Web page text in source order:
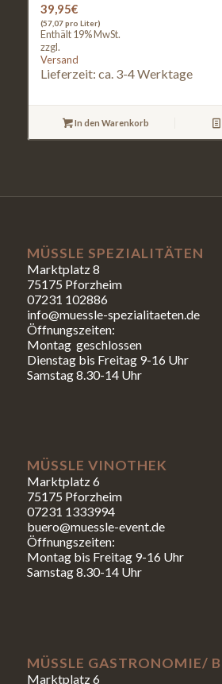
39,95€
(57,07 pro Liter)
Enthält 19% MwSt.
zzgl.
Versand
Lieferzeit: ca. 3-4 Werktage
In den Warenkorb
MÜSSLE SPEZIALITÄTEN
Marktplatz 8
75175 Pforzheim
07231 102886
info@muessle-spezialitaeten.de
Öffnungszeiten:
Montag geschlossen
Dienstag bis Freitag 9-16 Uhr
Samstag 8.30-14 Uhr
MÜSSLE VINOTHEK
Marktplatz 6
75175 Pforzheim
07231 1333994
buero@muessle-event.de
Öffnungszeiten:
Montag bis Freitag 9-16 Uhr
Samstag 8.30-14 Uhr
MÜSSLE GASTRONOMIE/
Marktplatz 6